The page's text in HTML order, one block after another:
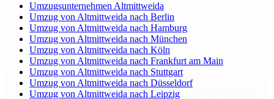
Umzugsunternehmen Altmittweida
Umzug von Altmittweida nach Berlin
Umzug von Altmittweida nach Hamburg
Umzug von Altmittweida nach München
Umzug von Altmittweida nach Köln
Umzug von Altmittweida nach Frankfurt am Main
Umzug von Altmittweida nach Stuttgart
Umzug von Altmittweida nach Düsseldorf
Umzug von Altmittweida nach Leipzig